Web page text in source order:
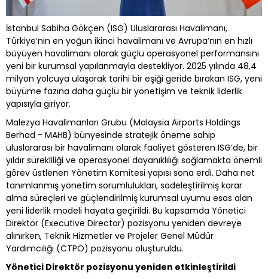
İstanbul Sabiha Gökçen (ISG) Uluslararası Havalimanı,
Türkiye’nin en yoğun ikinci havalimanı ve Avrupa’nın en hızlı
büyüyen havalimanı olarak güçlü operasyonel performansını
yeni bir kurumsal yapılanmayla destekliyor. 2025 yılında 48,4
milyon yolcuya ulaşarak tarihi bir eşiği geride bırakan ISG, yeni
büyüme fazına daha güçlü bir yönetişim ve teknik liderlik
yapısıyla giriyor.
Malezya Havalimanları Grubu (Malaysia Airports Holdings
Berhad - MAHB) bünyesinde stratejik öneme sahip
uluslararası bir havalimanı olarak faaliyet gösteren ISG’de, bir
yıldır sürekliliği ve operasyonel dayanıklılığı sağlamakta önemli
görev üstlenen Yönetim Komitesi yapısı sona erdi. Daha net
tanımlanmış yönetim sorumlulukları, sadeleştirilmiş karar
alma süreçleri ve güçlendirilmiş kurumsal uyumu esas alan
yeni liderlik modeli hayata geçirildi. Bu kapsamda Yönetici
Direktör (Executive Director) pozisyonu yeniden devreye
alınırken, Teknik Hizmetler ve Projeler Genel Müdür
Yardımcılığı (CTPO) pozisyonu oluşturuldu.
Yönetici Direktör pozisyonu yeniden etkinleştirildi